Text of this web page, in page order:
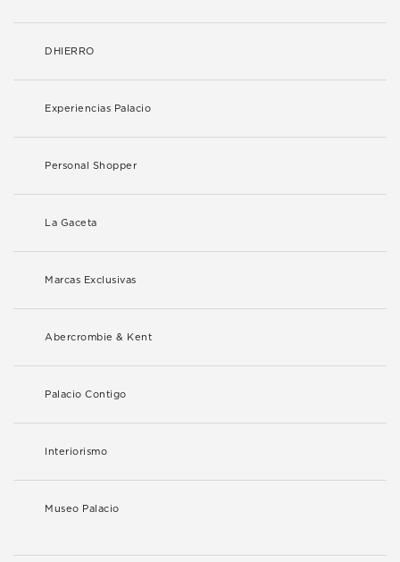
DHIERRO
Experiencias Palacio
Personal Shopper
La Gaceta
Marcas Exclusivas
Abercrombie & Kent
Palacio Contigo
Interiorismo
Museo Palacio